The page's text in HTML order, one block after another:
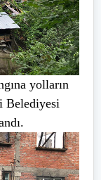
yolların
Belediyesi